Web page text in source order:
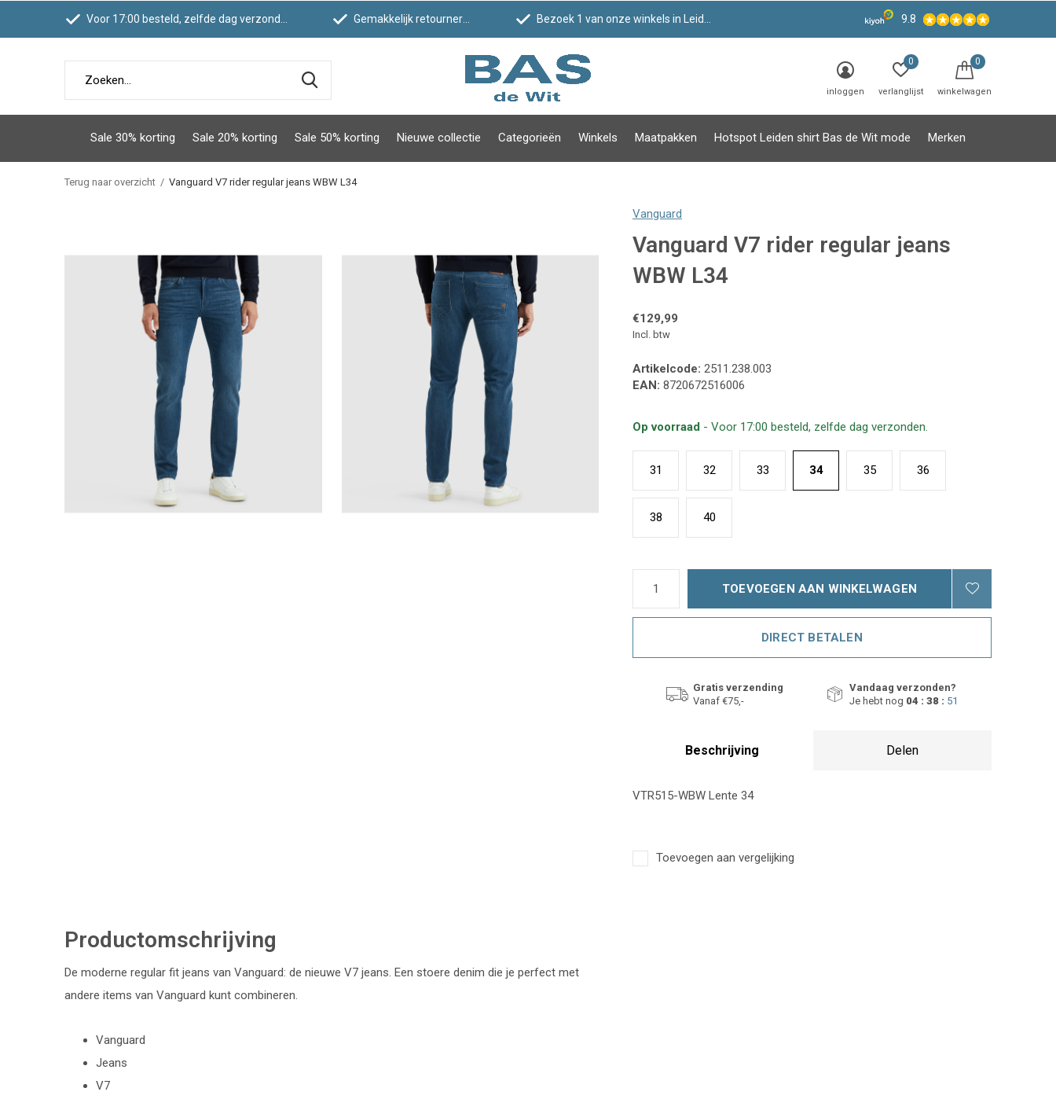
Sale 30% korting Sale 20% korting Sale 50% korting Nieuwe collectie Categorieën Winkels Maatpakken Hotspot Leiden shirt Bas de Wit mode Merken
inloggen verlanglijst
0
winkelwagen
0
Voor 17:00 besteld, zelfde dag verzonden Gemakkelijk retourneren Bezoek 1 van onze winkels in Leiden! 9.8
Terug naar overzicht Vanguard V7 rider regular jeans WBW L34
Vanguard
Vanguard V7 rider regular jeans
WBW L34
€129,99
Incl. btw
Artikelcode: 2511.238.003
EAN: 8720672516006
Op voorraad - Voor 17:00 besteld, zelfde dag verzonden.
31 32 33 34 35 36
38 40
TOEVOEGEN AAN WINKELWAGEN
DIRECT BETALEN
Gratis verzending
Vanaf €75,-
Vandaag verzonden?
Je hebt nog 04 : 38 : 50
Beschrijving Delen
VTR515-WBW Lente 34
Toevoegen aan vergelijking
Productomschrijving
De moderne regular fit jeans van Vanguard: de nieuwe V7 jeans. Een stoere denim die je perfect met
andere items van Vanguard kunt combineren.
Vanguard
Jeans
V7